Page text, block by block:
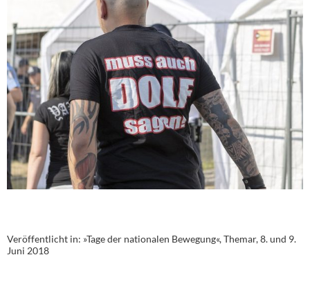
Veröffentlicht in: »Tage der nationalen Bewegung«, Themar, 8. und 9.
Juni 2018